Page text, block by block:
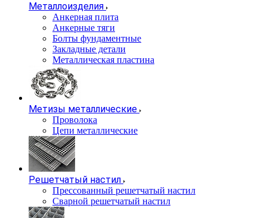
Металлоизделия
Анкерная плита
Анкерные тяги
Болты фундаментные
Закладные детали
Металлическая пластина
Метизы металлические
Проволока
Цепи металлические
Решетчатый настил
Прессованный решетчатый настил
Сварной решетчатый настил